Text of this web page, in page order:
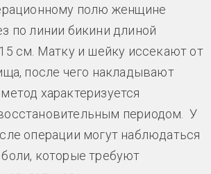
полю женщине
по линии бикини длиной
см. Матку и шейку иссекают от
после чего накладывают
характеризуется
периодом. У
операции могут наблюдаться
которые требуют